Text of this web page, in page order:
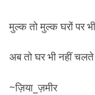
मुल्क तो मुल्क घरों पर
अब तो घर भी नहीं
~ज़िया_ज़मीर